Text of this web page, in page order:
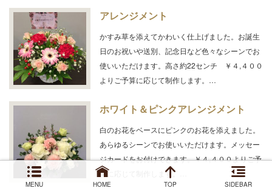
アレンジメント
かすみ草を添えてかわいく仕上げました。お誕生
日のお祝いや送別、記念日など色々なシーンでお
使いいただけます。高さ約22センチ ￥４,４００
よりご予算に応じて制作します。…
ホワイト＆ピンクアレンジメント
白のお花をベースにピンクのお花を添えました。
あらゆるシーンでお使いいただけます。メッセー
ジカードをお付けできます。￥４,４００よりご予
算に応じて制作します。…
MENU HOME TOP SIDEBAR